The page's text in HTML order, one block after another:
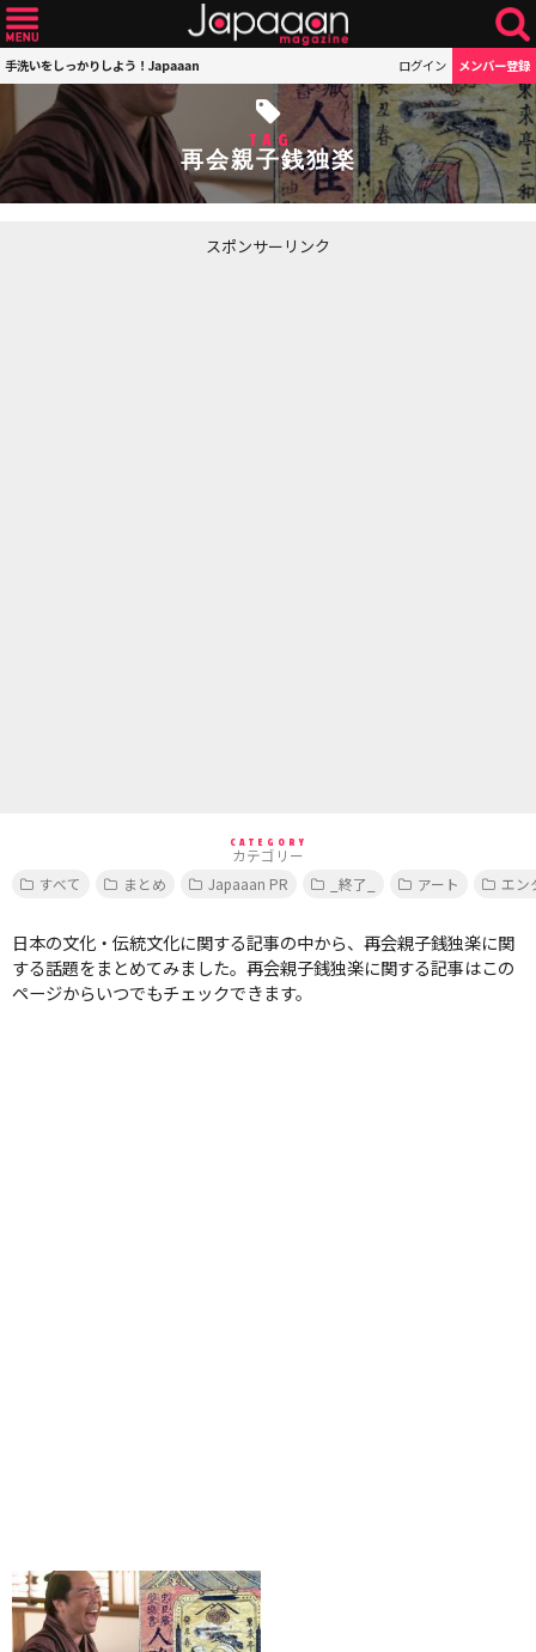
手洗いをしっかりしよう！Japaaan ログイン メンバー登録
TAG
再会親子銭独楽
スポンサーリンク
CATEGORY
カテゴリー
すべて
まとめ Japaaan PR _終了_ アート エン
日本の文化・伝統文化に関する記事の中から、再会親子銭独楽に関
する話題をまとめてみました。再会親子銭独楽に関する記事はこの
ページからいつでもチェックできます。